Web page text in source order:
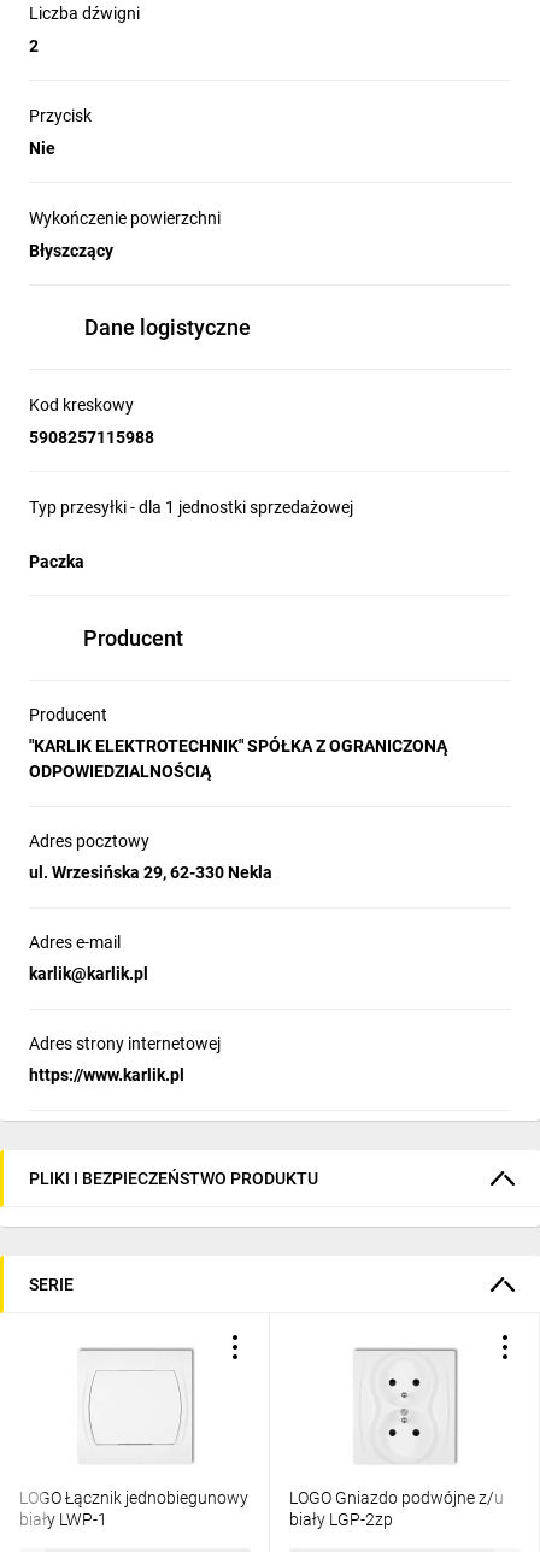
Liczba dźwigni
2
Przycisk
Nie
Wykończenie powierzchni
Błyszczący
Dane logistyczne
Kod kreskowy
5908257115988
Typ przesyłki - dla 1 jednostki sprzedażowej
Paczka
Producent
Producent
"KARLIK ELEKTROTECHNIK" SPÓŁKA Z OGRANICZONĄ
ODPOWIEDZIALNOŚCIĄ
Adres pocztowy
ul. Wrzesińska 29, 62-330 Nekla
Adres e-mail
karlik@karlik.pl
Adres strony internetowej
https://www.karlik.pl
PLIKI I BEZPIECZEŃSTWO PRODUKTU
SERIE
LOGO Łącznik jednobiegunowy
biały LWP-1
LOGO Gniazdo podwójne z/u
biały LGP-2zp